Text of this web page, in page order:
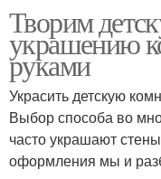
Творим
украшению
руками
Украсить детскую
Выбор способа во
часто украшают
оформления мы и